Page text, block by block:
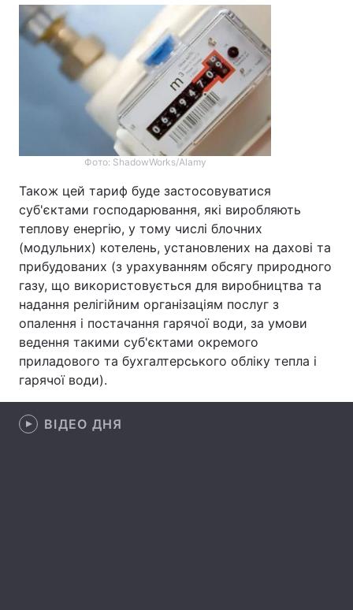
Зброя Інциденти
Здоров'я Туризм
Цікавинки Погода
Регіони
Лонгріди
Відео з Youtube Статті
Інтерв'ю
Архів Вакансії
Контакти
Послуги
Фото: ShadowWorks/Alamy
Також цей тариф буде застосовуватися
суб'єктами господарювання, які виробляють
теплову енергію, у тому числі блочних
(модульних) котелень, установлених на дахові та
прибудованих (з урахуванням обсягу природного
газу, що використовується для виробництва та
надання релігійним організаціям послуг з
опалення і постачання гарячої води, за умови
ведення такими суб'єктами окремого
приладового та бухгалтерського обліку тепла і
гарячої води).
ВІДЕО ДНЯ